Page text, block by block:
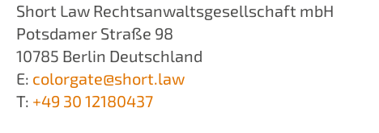
Short Law Rechtsanwaltsgesellschaft mbH
Potsdamer Straße 98
10785 Berlin Deutschland
E: colorgate@short.law
T: +49 30 12180437